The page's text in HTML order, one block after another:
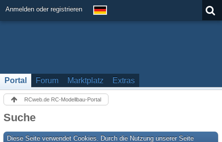
Anmelden oder registrieren
Portal Forum Marktplatz Extras
RCweb.de RC-Modellbau-Portal
Suche
Diese Seite verwendet Cookies. Durch die Nutzung unserer Seite